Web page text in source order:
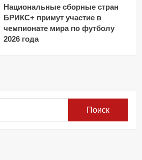
Национальные сборные стран
БРИКС+ примут участие в
чемпионате мира по футболу
2026 года